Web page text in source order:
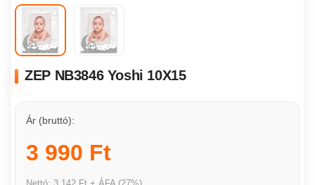
ZEP NB3846 Yoshi 10X15
Ár (bruttó):
3 990 Ft